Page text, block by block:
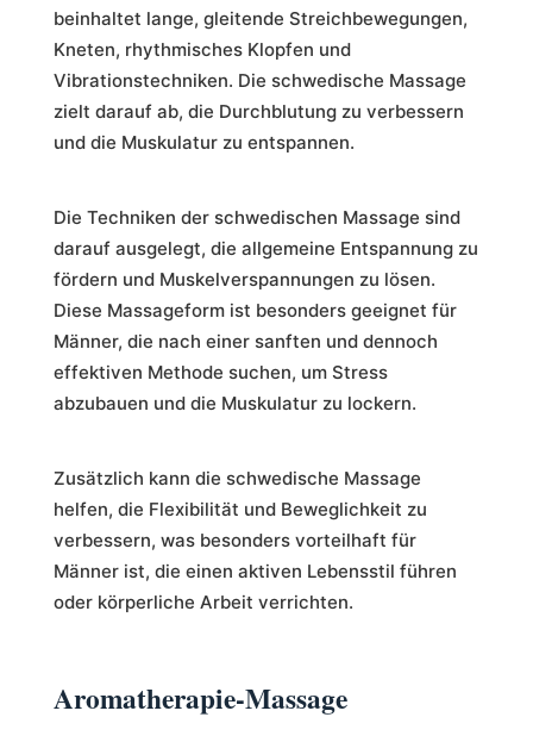
beinhaltet lange, gleitende Streichbewegungen,
Kneten, rhythmisches Klopfen und
Vibrationstechniken. Die schwedische Massage
zielt darauf ab, die Durchblutung zu verbessern
und die Muskulatur zu entspannen.
Die Techniken der schwedischen Massage sind
darauf ausgelegt, die allgemeine Entspannung zu
fördern und Muskelverspannungen zu lösen.
Diese Massageform ist besonders geeignet für
Männer, die nach einer sanften und dennoch
effektiven Methode suchen, um Stress
abzubauen und die Muskulatur zu lockern.
Zusätzlich kann die schwedische Massage
helfen, die Flexibilität und Beweglichkeit zu
verbessern, was besonders vorteilhaft für
Männer ist, die einen aktiven Lebensstil führen
oder körperliche Arbeit verrichten.
Aromatherapie-Massage